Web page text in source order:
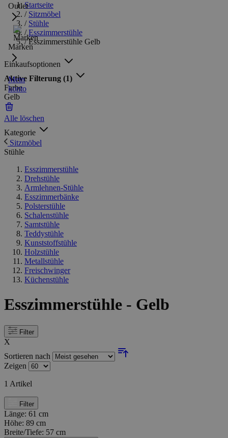
Outlet
Marken
Mein
konto
Startseite
/ Sitzmöbel
/ Stühle
/ Esszimmerstühle
/ Esszimmerstühle Gelb
Einkaufsoptionen
Aktive Filterung (1)
Farbe
Gelb
Alle löschen
Kategorie
Sitzmöbel
Stühle
Esszimmerstühle
Drehstühle
Armlehnen-Stühle
Esszimmerbänke
Polsterstühle
Schalenstühle
Samtstühle
Teddystühle
Kunststoffstühle
Holzstühle
Metallstühle
Freischwinger
Küchenstühle
Esszimmerstühle - Gelb
Filter
X
Sortieren nach
Zeigen
1 Artikel
Filter
Länge: 61 cm
Höhe: 89 cm
Breite/Tiefe: 57 cm